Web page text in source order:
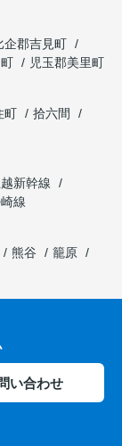
企郡吉見町
児玉郡美里町
町
拾六間
新幹線
線
熊谷
籠原
い合わせ